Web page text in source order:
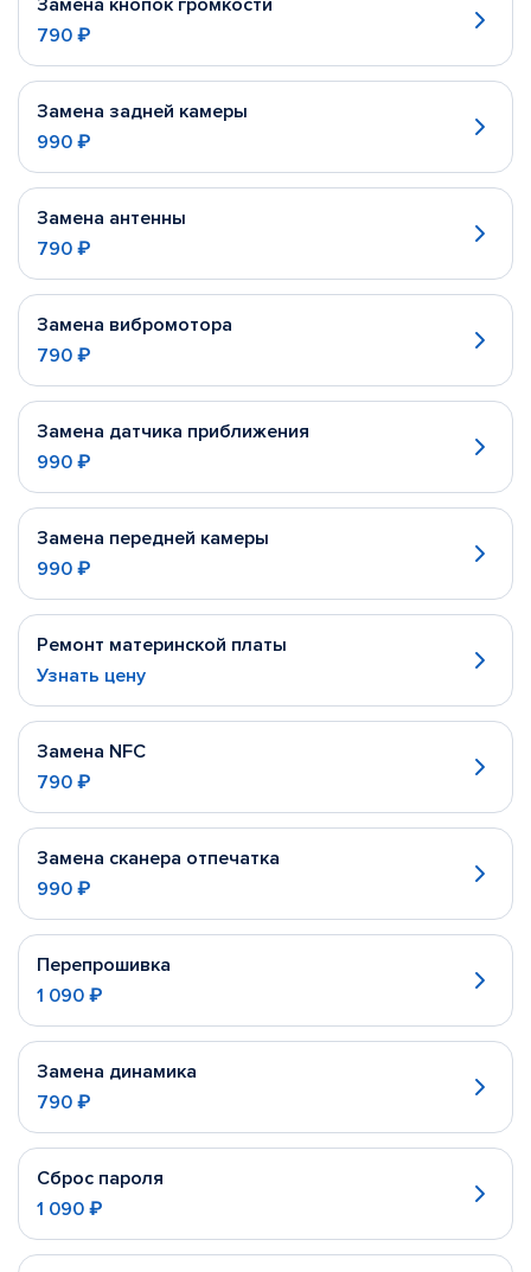
Замена кнопок громкости
790 ₽
Замена задней камеры
990 ₽
Замена антенны
790 ₽
Замена вибромотора
790 ₽
Замена датчика приближения
990 ₽
Замена передней камеры
990 ₽
Ремонт материнской платы
Узнать цену
Замена NFC
790 ₽
Замена сканера отпечатка
990 ₽
Перепрошивка
1 090 ₽
Замена динамика
790 ₽
Сброс пароля
1 090 ₽